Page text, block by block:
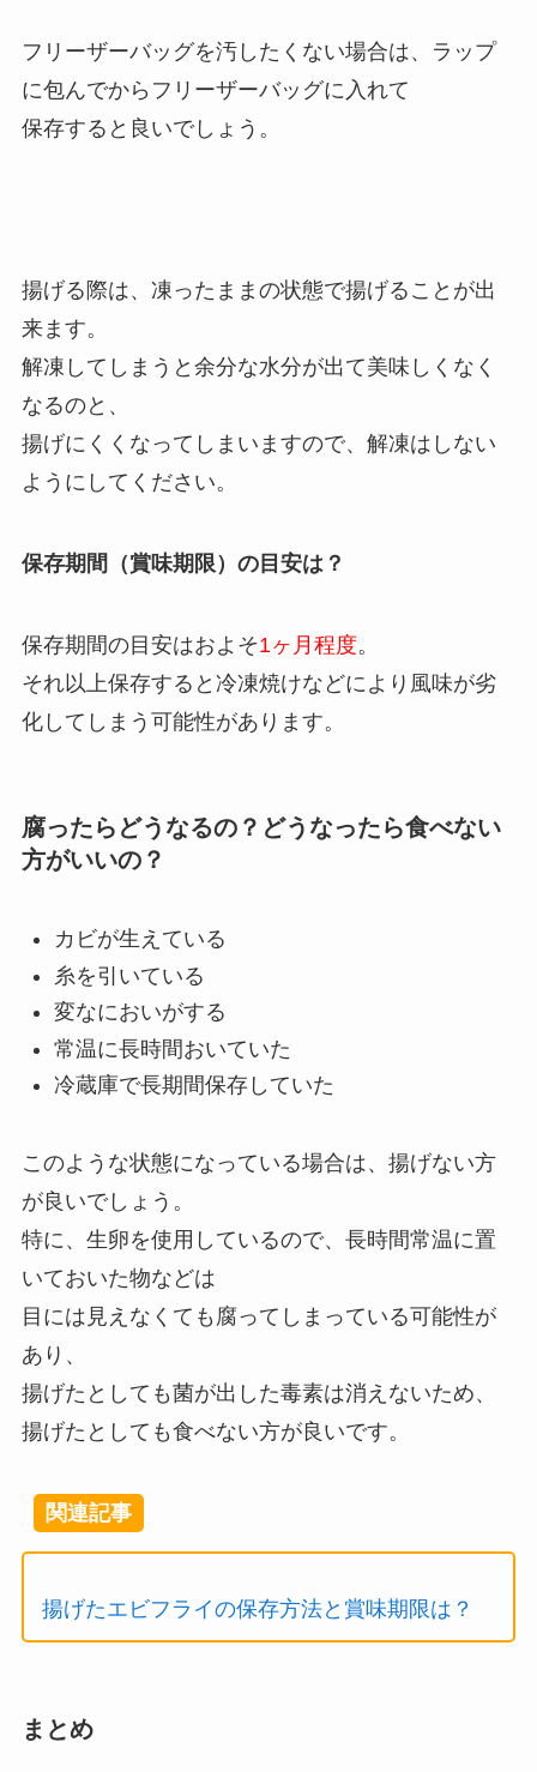
フリーザーバッグを汚したくない場合は、ラップ
に包んでからフリーザーバッグに入れて
保存すると良いでしょう。
揚げる際は、凍ったままの状態で揚げることが出
来ます。
解凍してしまうと余分な水分が出て美味しくなく
なるのと、
揚げにくくなってしまいますので、解凍はしない
ようにしてください。
保存期間（賞味期限）の目安は？
保存期間の目安はおよそ1ヶ月程度。
それ以上保存すると冷凍焼けなどにより風味が劣
化してしまう可能性があります。
腐ったらどうなるの？どうなったら食べない
方がいいの？
カビが生えている
糸を引いている
変なにおいがする
常温に長時間おいていた
冷蔵庫で長期間保存していた
このような状態になっている場合は、揚げない方
が良いでしょう。
特に、生卵を使用しているので、長時間常温に置
いておいた物などは
目には見えなくても腐ってしまっている可能性が
あり、
揚げたとしても菌が出した毒素は消えないため、
揚げたとしても食べない方が良いです。
関連記事
揚げたエビフライの保存方法と賞味期限は？
まとめ